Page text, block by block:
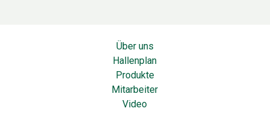
Über uns
Hallenplan
Produkte
Mitarbeiter
Video